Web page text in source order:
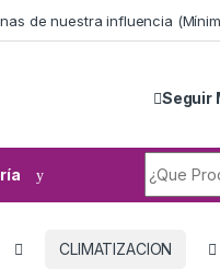
de nuestra influencia
Seguir
CLIMATIZACION